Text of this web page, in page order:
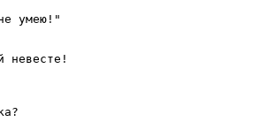
умею!"
невесте!